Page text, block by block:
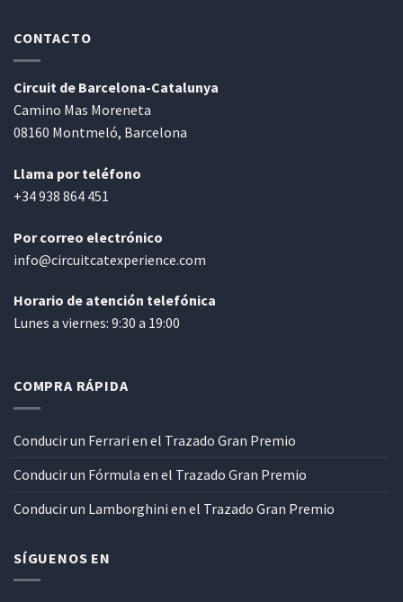
CONTACTO
Circuit de Barcelona-Catalunya
Camino Mas Moreneta
08160 Montmeló, Barcelona
Llama por teléfono
+34 938 864 451
Por correo electrónico
info@circuitcatexperience.com
Horario de atención telefónica
Lunes a viernes: 9:30 a 19:00
COMPRA RÁPIDA
Conducir un Ferrari en el Trazado Gran Premio
Conducir un Fórmula en el Trazado Gran Premio
Conducir un Lamborghini en el Trazado Gran Premio
SÍGUENOS EN